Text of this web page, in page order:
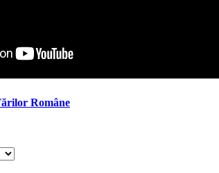
Române